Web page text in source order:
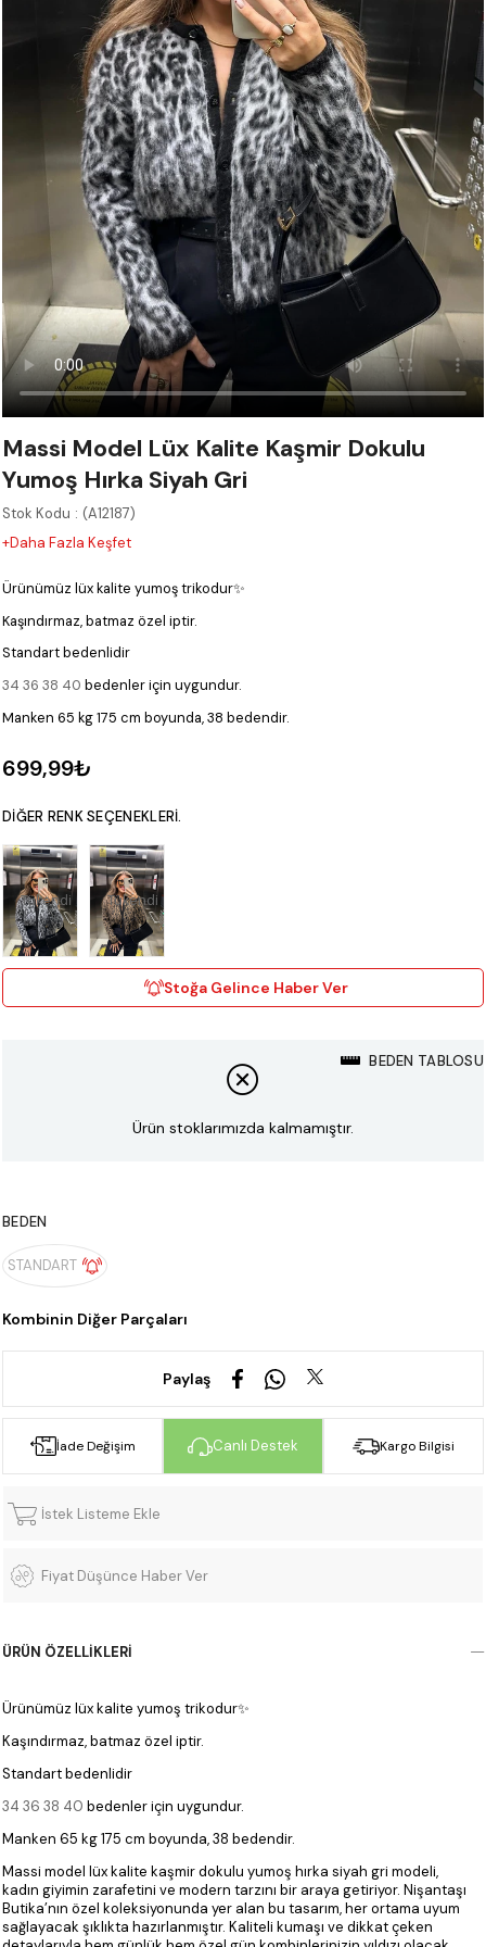
Massi Model Lüx Kalite Kaşmir Dokulu
Yumoş Hırka Siyah Gri
Stok Kodu
(A12187)
+Daha Fazla Keşfet
Ürünümüz lüx kalite yumoş trikodur✨
Kaşındırmaz, batmaz özel iptir.
Standart bedenlidir
34 36 38 40 bedenler için uygundur.
Manken 65 kg 175 cm boyunda, 38 bedendir.
699,99₺
DIĞER RENK SEÇENEKLERI.
Tükendi Tükendi
Stoğa Gelince Haber Ver
BEDEN TABLOSU
Ürün stoklarımızda kalmamıştır.
BEDEN
STANDART
Paylaş
İade Değişim Canlı Destek Kargo Bilgisi
İstek Listeme Ekle
Fiyat Düşünce Haber Ver
ÜRÜN ÖZELLIKLERI
Ürünümüz lüx kalite yumoş trikodur✨
Kaşındırmaz, batmaz özel iptir.
Standart bedenlidir
34 36 38 40 bedenler için uygundur.
Manken 65 kg 175 cm boyunda, 38 bedendir.
Massi model lüx kalite kaşmir dokulu yumoş hırka siyah gri modeli,
kadın giyimin zarafetini ve modern tarzını bir araya getiriyor. Nişantaşı
Butika’nın özel koleksiyonunda yer alan bu tasarım, her ortama uyum
sağlayacak şıklıkta hazırlanmıştır. Kaliteli kumaşı ve dikkat çeken